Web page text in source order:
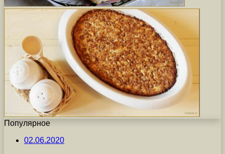
Популярное
02.06.2020